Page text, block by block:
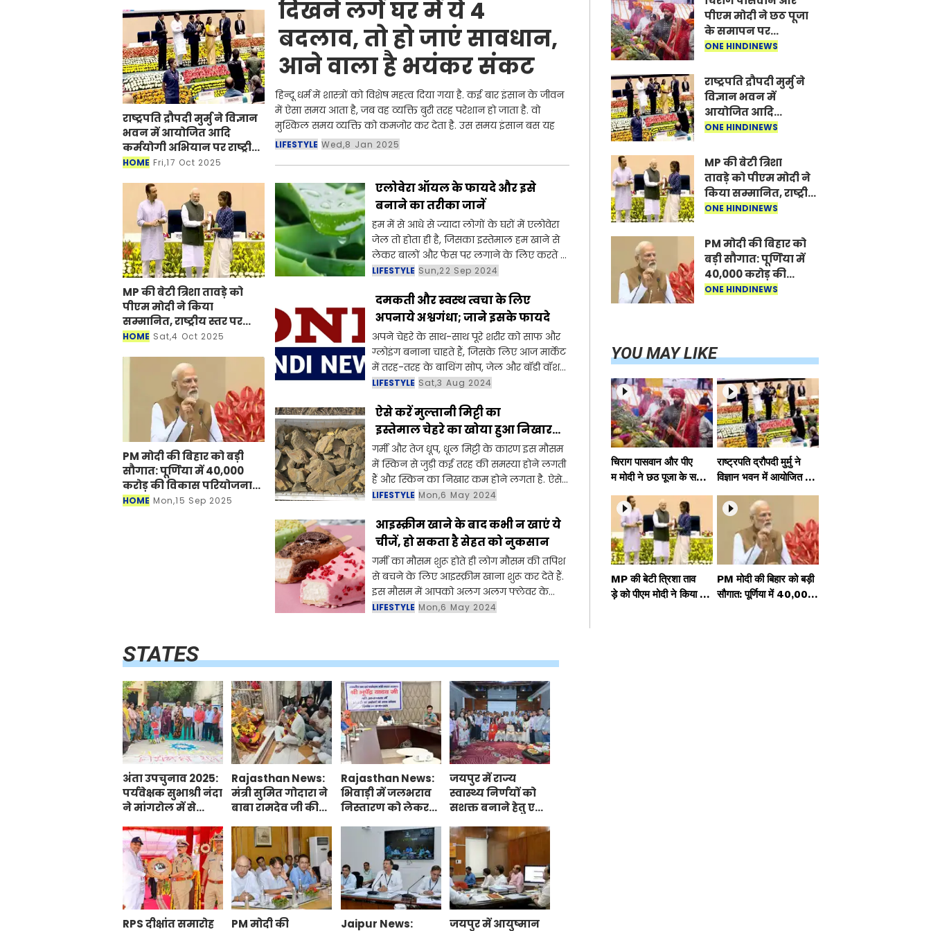
दिखने लगें घर में ये 4
बदलाव, तो हो जाएं सावधान,
आने वाला है भयंकर संकट
हिन्दू धर्म में शास्त्रों को विशेष महत्व दिया गया है. कई बार इंसान के जीवन
में ऐसा समय आता है, जब वह व्यक्ति बुरी तरह परेशान हो जाता है. वो
मुश्किल समय व्यक्ति को कमजोर कर देता है. उस समय इंसान बस यह
LIFESTYLE Wed,8 Jan 2025
एलोवेरा ऑयल के फायदे और इसे
बनाने का तरीका जानें
हम में से आधे से ज्यादा लोगों के घरों में एलोवेरा
जेल तो होता ही है, जिसका इस्तेमाल हम खाने से
लेकर बालों और फेस पर लगाने के लिए करते हैं।
कई लोग तो घर पर ही फ्रेश जेल बनाते हैं, लेकिन
LIFESTYLE Sun,22 Sep 2024
दमकती और स्वस्थ त्वचा के लिए
अपनाये अश्वगंधा; जाने इसके फायदे
अपने चेहरे के साथ-साथ पूरे शरीर को साफ और
ग्लोइंग बनाना चाहते हैं, जिसके लिए आज मार्केट
में तरह-तरह के बाथिंग सोप, जेल और बॉडी वॉश
उपल्ब्ध हैं। लेकिन इन केमिकल वाले प्रॉडक्ट के
LIFESTYLE Sat,3 Aug 2024
ऐसे करें मुल्तानी मिट्टी का
इस्तेमाल चेहरे का खोया हुआ निखार
लौट आएगा
गर्मी और तेज धूप, धूल मिट्टी के कारण इस मौसम
में स्किन से जुड़ी कई तरह की समस्या होने लगती
हैं और स्किन का निखार कम होने लगता है. ऐसे
में मुल्तानी मिट्टी में इन चीजों को मिलाकर लगाने
LIFESTYLE Mon,6 May 2024
आइस्क्रीम खाने के बाद कभी न खाएं ये
चीजें, हो सकता है सेहत को नुकसान
गर्मी का मौसम शुरू होते ही लोग मौसम की तपिश
से बचने के लिए आइस्क्रीम खाना शुरू कर देते हैं.
इस मौसम में आपको अलग अलग फ्लेवर के
आइस्क्रीम मिल जाएंगे. गर्मी के मौसम में खाने के
LIFESTYLE Mon,6 May 2024
प्रधानमंत्री नरेंद्र मोदी ने सभी
श्रद्धालुओं की समृद्धि क
राष्ट्रपति द्रौपदी मुर्मु ने विज्ञान
भवन में आयोजित आदि
कर्मयोगी अभियान पर राष्ट्रीय
कॉन्क्लेव में मध्यप्रदेश को
HOME Fri,17 Oct 2025
MP की बेटी त्रिशा तावड़े को
पीएम मोदी ने किया
सम्मानित, राष्ट्रीय स्तर पर
लहराया कौशल विकास का
HOME Sat,4 Oct 2025
PM मोदी की बिहार को बड़ी
सौगात: पूर्णिया में 40,000
करोड़ की विकास परियोजनाओं
का करेंगे लोकार्पण, एयर
HOME Mon,15 Sep 2025
STATES
अंता उपचुनाव 2025:
पर्यवेक्षक सुभाश्री नंदा
ने मांगरोल में सेल्फी
किया शुभारंभ, शत-
प्रतिशत मतदान का
दिया संदेश
Rajasthan News:
मंत्री सुमित गोदारा ने
बाबा रामदेव जी की
दर्शन, प्रदेश की
खुशहाली की कामना
Rajasthan News:
भिवाड़ी में जलभराव
निस्तारण को लेकर
यादव ने की
उद्योगपतियों से
चर्चा, औद्योगिक
उपयोग करने के दिए
निर्देश
जयपुर में राज्य
स्वास्थ्य निर्णयों को
सशक्त बनाने हेतु एम्स
कार्यशाला
आयोजित, शिक्षाविद
और विशेषज्ञों ने लिया
भाग
RPS दीक्षांत समारोह
PM मोदी की
Jaipur News:
जयपुर में आयुष्मान
पीएम मोदी ने छठ पूजा
के समापन पर
देशवासियों को दी
से देश की समृद्धि की
कामना की
ONE HINDINEWS
राष्ट्रपति द्रौपदी मुर्मु ने
विज्ञान भवन में
आयोजित आदि
कर्मयोगी अभियान पर
मध्यप्रदेश को सम्मानित
किया
ONE HINDINEWS
MP की बेटी त्रिशा
तावड़े को पीएम मोदी ने
किया सम्मानित, राष्ट्रीय
स्तर पर लहराया कौशल
ONE HINDINEWS
PM मोदी की बिहार को
बड़ी सौगात: पूर्णिया में
40,000 करोड़ की
विकास परियोजनाओं का
ONE HINDINEWS
YOU MAY LIKE
चिराग पासवान और पीए
म मोदी ने छठ पूजा के समाप
न पर देशवासियों को दी शुभ
कामनाएं, छठी मैया से देश की
समृद्धि की कामना की
राष्ट्रपति द्रौपदी मुर्मु ने
विज्ञान भवन में आयोजित आ
दि कर्मयोगी अभियान पर
राष्ट्रीय कॉन्क्लेव में मध्यप्र
देश को सम्मानित किया
MP की बेटी त्रिशा ताव
ड़े को पीएम मोदी ने किया स
PM मोदी की बिहार को बड़ी
सौगात: पूर्णिया में 40,000